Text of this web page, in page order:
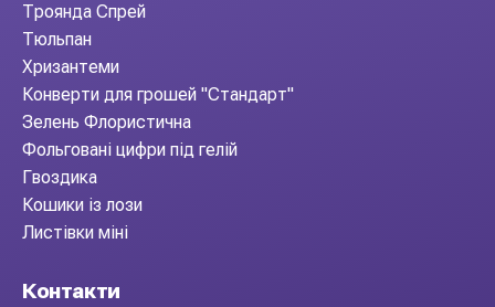
Троянда Спрей
Тюльпан
Хризантеми
Конверти для грошей "Стандарт"
Зелень Флористична
Фольговані цифри під гелій
Гвоздика
Кошики із лози
Листівки міні
Контакти